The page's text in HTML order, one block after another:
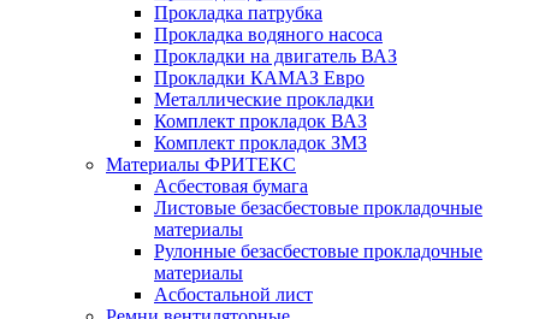
Прокладка патрубка
Прокладка водяного насоса
Прокладки на двигатель ВАЗ
Прокладки КАМАЗ Евро
Металлические прокладки
Комплект прокладок ВАЗ
Комплект прокладок ЗМЗ
Материалы ФРИТЕКС
Асбестовая бумага
Листовые безасбестовые прокладочные
материалы
Рулонные безасбестовые прокладочные
материалы
Асбостальной лист